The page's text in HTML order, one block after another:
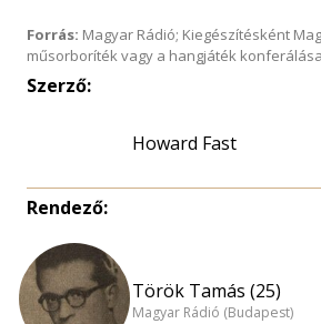
Forrás: Magyar Rádió; Kiegészítésként
műsorboríték vagy a hangjáték konferálása
Szerző:
Howard Fast
Rendező:
Török Tamás (25)
Magyar Rádió (Budapest)